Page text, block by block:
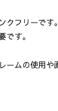
クフリーです
です。
ームの使用や